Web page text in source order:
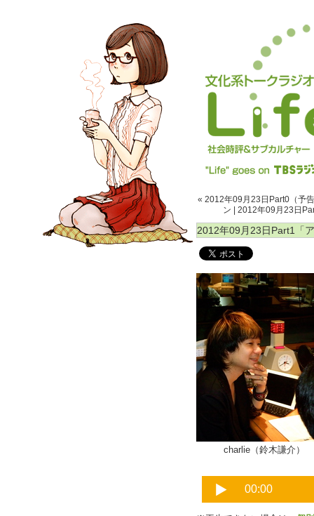
« 2012年09月23日Part0（予
ン
2012年09月23日
2012年09月23日Part1「
charlie（鈴木謙介）